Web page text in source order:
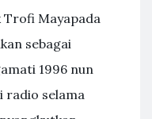
Trofi Mayapada
sebagai
1996 nun
radio selama